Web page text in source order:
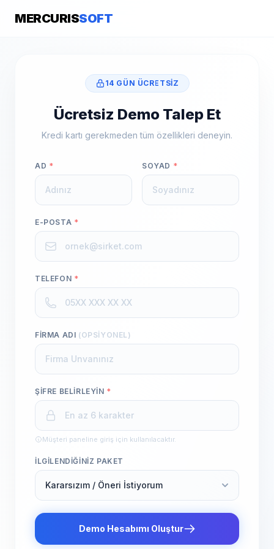
MERCURISSOFT
14 GÜN ÜCRETSIZ
Ücretsiz Demo Talep Et
Kredi kartı gerekmeden tüm özellikleri deneyin.
AD * SOYAD *
E-POSTA *
TELEFON *
FIRMA ADI (OPSIYONEL)
ŞIFRE BELIRLEYIN *
Müşteri paneline giriş için kullanılacaktır.
İLGILENDIĞINIZ PAKET
Demo Hesabımı Oluştur